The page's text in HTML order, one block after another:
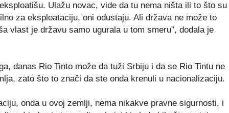
Ulažu novac, vide da tu nema ništa ili to što su
za eksploataciju, oni odustaju. Ali država ne može to
vlast je državu samo ugurala u tom smeru”, dodala je
danas Rio Tinto može da tuži Srbiju i da se Rio Tintu ne
zato što to znači da ste onda krenuli u nacionalizaciju.
onda u ovoj zemlji, nema nikakve pravne sigurnosti, i